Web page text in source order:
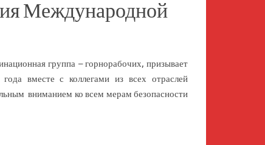
Международной
группа – горнорабочих, призывает
вместе с коллегами из всех отраслей
вниманием ко всем мерам безопасности